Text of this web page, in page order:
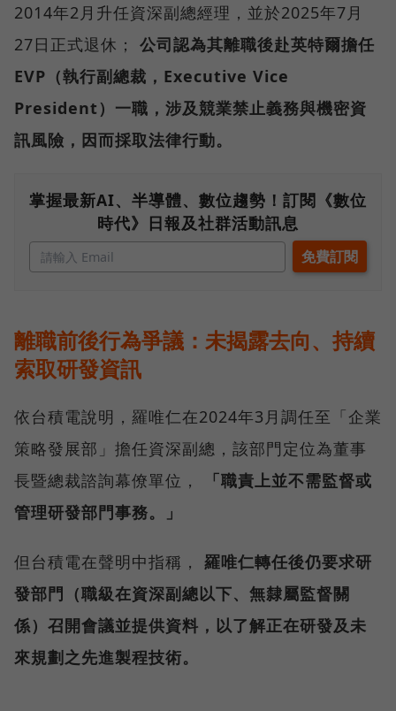
2014年2月升任資深副總經理，並於2025年7月
27日正式退休； 公司認為其離職後赴英特爾擔任
EVP（執行副總裁，Executive Vice
President）一職，涉及競業禁止義務與機密資
訊風險，因而採取法律行動。
掌握最新AI、半導體、數位趨勢！訂閱《數位
時代》日報及社群活動訊息
離職前後行為爭議：未揭露去向、持續
索取研發資訊
依台積電說明，羅唯仁在2024年3月調任至「企業
策略發展部」擔任資深副總，該部門定位為董事
長暨總裁諮詢幕僚單位，
「職責上並不需監督或
管理研發部門事務。」
但台積電在聲明中指稱， 羅唯仁轉任後仍要求研
發部門（職級在資深副總以下、無隸屬監督關
係）召開會議並提供資料，以了解正在研發及未
來規劃之先進製程技術。